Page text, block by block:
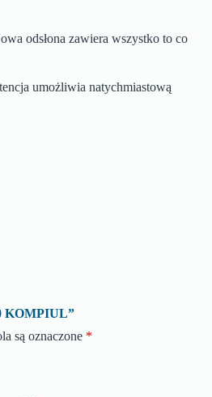
odsłona zawiera wszystko to co
umożliwia natychmiastową
KOMPIUL”
są oznaczone *